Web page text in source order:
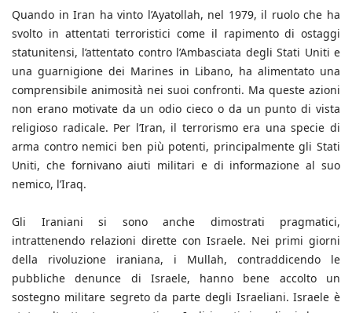
Quando in Iran ha vinto l’Ayatollah, nel 1979, il ruolo che ha
svolto in attentati terroristici come il rapimento di ostaggi
statunitensi, l’attentato contro l’Ambasciata degli Stati Uniti e
una guarnigione dei Marines in Libano, ha alimentato una
comprensibile animosità nei suoi confronti. Ma queste azioni
non erano motivate da un odio cieco o da un punto di vista
religioso radicale. Per l’Iran, il terrorismo era una specie di
arma contro nemici ben più potenti, principalmente gli Stati
Uniti, che fornivano aiuti militari e di informazione al suo
nemico, l’Iraq.
Gli Iraniani si sono anche dimostrati pragmatici,
intrattenendo relazioni dirette con Israele. Nei primi giorni
della rivoluzione iraniana, i Mullah, contraddicendo le
pubbliche denunce di Israele, hanno bene accolto un
sostegno militare segreto da parte degli Israeliani. Israele è